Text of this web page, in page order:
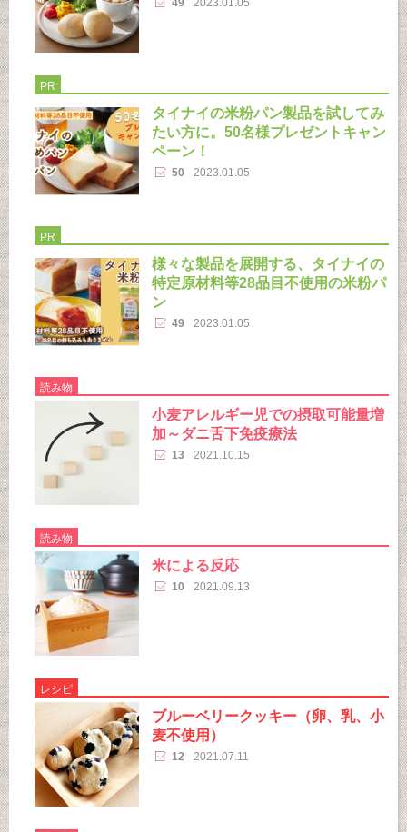
PR
タイナイの米粉パン製品を試してみ
たい方に。50名様プレゼントキャン
ペーン！
50 2023.01.05
PR
様々な製品を展開する、タイナイの
特定原材料等28品目不使用の米粉パ
ン
49 2023.01.05
読み物
小麦アレルギー児での摂取可能量増
加～ダニ舌下免疫療法
13 2021.10.15
読み物
米による反応
10 2021.09.13
レシピ
ブルーベリークッキー（卵、乳、小
麦不使用）
12 2021.07.11